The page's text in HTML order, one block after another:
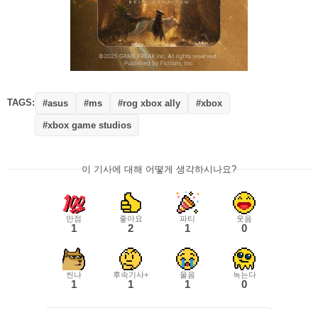
TAGS: #asus #ms #rog xbox ally #xbox
#xbox game studios
이 기사에 대해 어떻게 생각하시나요?
만점
1
좋아요
2
파티
1
웃음
0
씬나
1
후속기사+
1
울음
1
녹는다
0